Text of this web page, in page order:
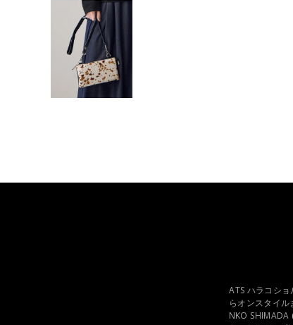
ATS ハラコシ
らオンスタイ
NKO